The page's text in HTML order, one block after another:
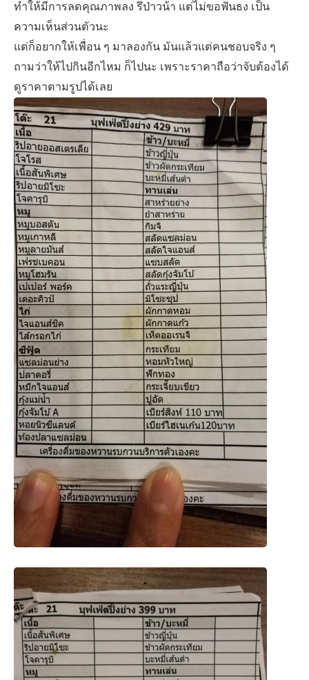
ทำให้มีการลดคุณภาพลง รึป่าวน้า แต่ไม่ขอฟันธง เป็น
ความเห็นส่วนตัวนะ
แต่ก็อยากให้เพื่อน ๆ มาลองกัน มันแล้วแต่คนชอบจริง ๆ
ถามว่าให้ไปกินอีกไหม ก็ไปนะ เพราะราคาถือว่าจับต้องได้
ดูราคาตามรูปได้เลย